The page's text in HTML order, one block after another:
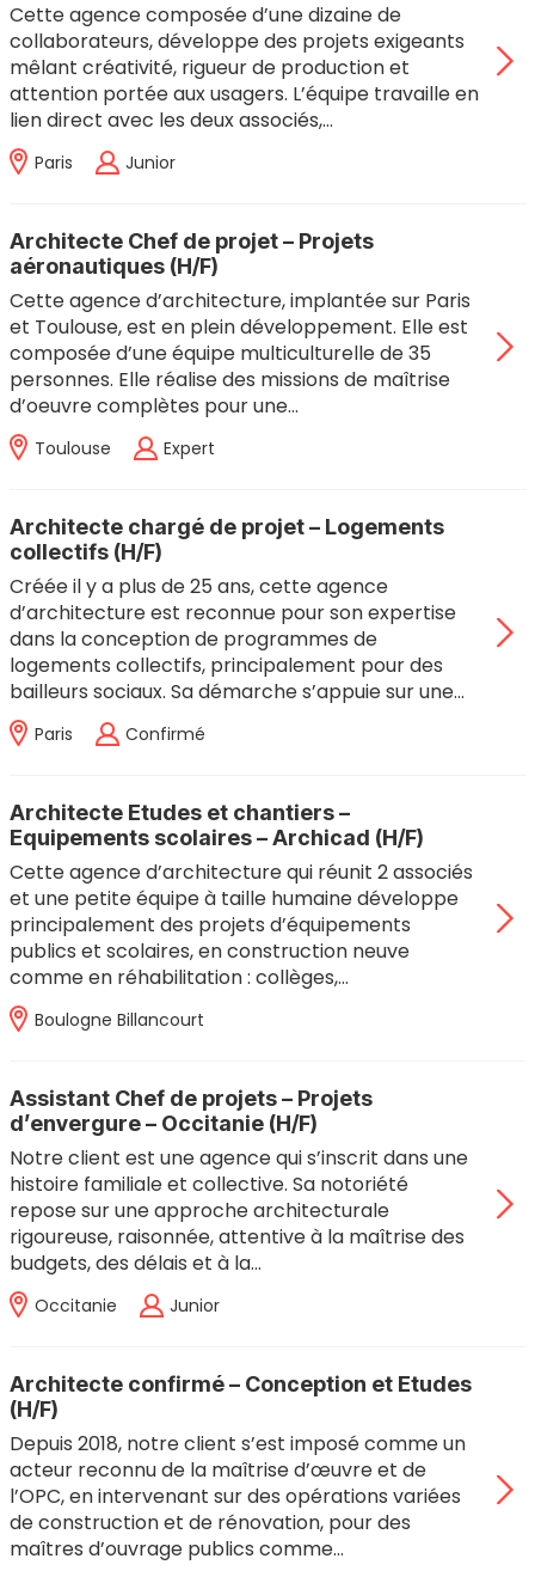
Cette agence composée d’une dizaine de
collaborateurs, développe des projets exigeants
mêlant créativité, rigueur de production et
attention portée aux usagers. L’équipe travaille en
lien direct avec les deux associés,…
Paris Junior
Architecte Chef de projet – Projets
aéronautiques (H/F)
Cette agence d’architecture, implantée sur Paris
et Toulouse, est en plein développement. Elle est
composée d’une équipe multiculturelle de 35
personnes. Elle réalise des missions de maîtrise
d’oeuvre complètes pour une…
Toulouse Expert
Architecte chargé de projet – Logements
collectifs (H/F)
Créée il y a plus de 25 ans, cette agence
d’architecture est reconnue pour son expertise
dans la conception de programmes de
logements collectifs, principalement pour des
bailleurs sociaux. Sa démarche s’appuie sur une…
Paris Confirmé
Architecte Etudes et chantiers –
Equipements scolaires – Archicad (H/F)
Cette agence d’architecture qui réunit 2 associés
et une petite équipe à taille humaine développe
principalement des projets d’équipements
publics et scolaires, en construction neuve
comme en réhabilitation : collèges,…
Boulogne Billancourt
Assistant Chef de projets – Projets
d’envergure – Occitanie (H/F)
Notre client est une agence qui s’inscrit dans une
histoire familiale et collective. Sa notoriété
repose sur une approche architecturale
rigoureuse, raisonnée, attentive à la maîtrise des
budgets, des délais et à la…
Occitanie Junior
Architecte confirmé – Conception et Etudes
(H/F)
Depuis 2018, notre client s’est imposé comme un
acteur reconnu de la maîtrise d’œuvre et de
l’OPC, en intervenant sur des opérations variées
de construction et de rénovation, pour des
maîtres d’ouvrage publics comme…